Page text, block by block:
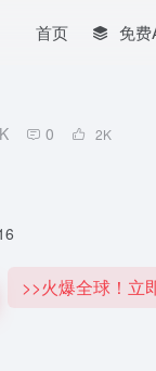
首页 免费
0 2K
>>火爆全球！立